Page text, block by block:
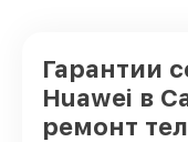
Гарантии
Huawei в
ремонт